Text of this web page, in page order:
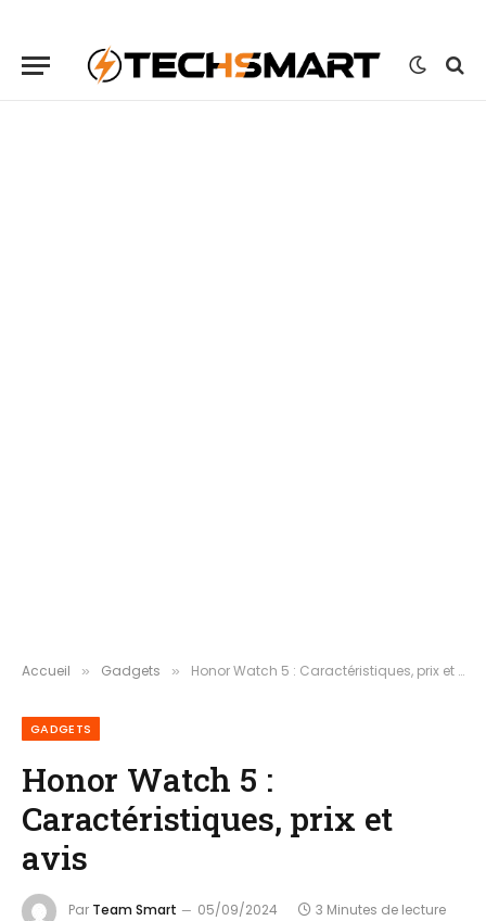
Accueil » Gadgets » Honor Watch 5 : Caractéristiques, prix et avis
GADGETS
Honor Watch 5 :
Caractéristiques, prix et
avis
Par Team Smart 05/09/2024 3 Minutes de lecture